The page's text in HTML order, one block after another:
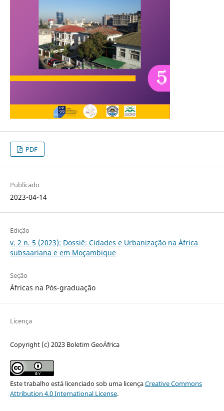
PDF
Publicado
2023-04-14
Edição
v. 2 n. 5 (2023): Dossiê: Cidades e Urbanização na África
subsaariana e em Moçambique
Seção
Áfricas na Pós-graduação
Licença
Copyright (c) 2023 Boletim GeoÁfrica
Este trabalho está licenciado sob uma licençaCreative Commons
Attribution 4.0 International License.